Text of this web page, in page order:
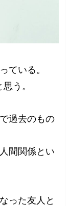
ている。
う。
過去のもの
間関係とい
った友人と